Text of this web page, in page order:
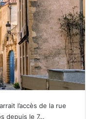
l’accès de la rue
depuis le 7…